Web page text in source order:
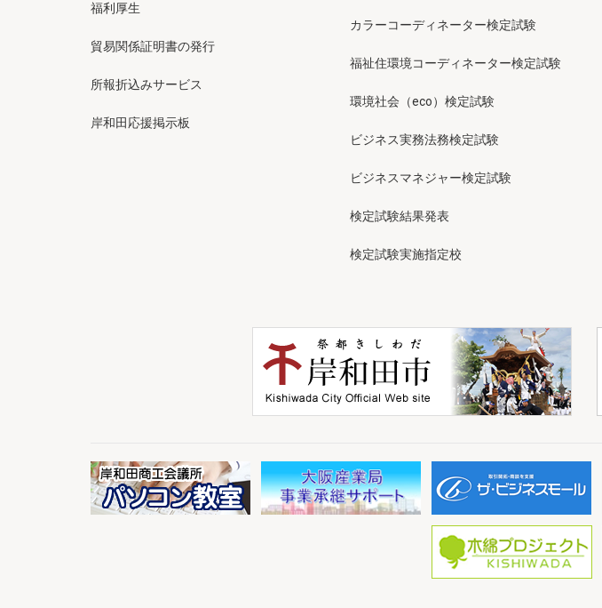
福利厚生
貿易関係証明書の発行
所報折込みサービス
岸和田応援掲示板
カラーコーディネーター検定試験
福祉住環境コーディネーター検定試験
環境社会（eco）検定試験
ビジネス実務法務検定試験
ビジネスマネジャー検定試験
検定試験結果発表
検定試験実施指定校